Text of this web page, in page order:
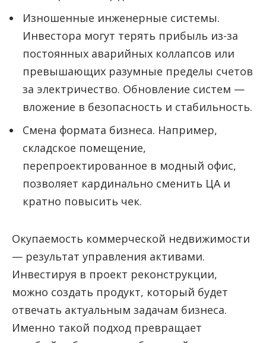
Изношенные инженерные системы.
Инвестора могут терять прибыль из-за
постоянных аварийных коллапсов или
превышающих разумные пределы счетов
за электричество. Обновление систем —
вложение в безопасность и стабильность.
Смена формата бизнеса. Например,
складское помещение,
перепроектированное в модный офис,
позволяет кардинально сменить ЦА и
кратно повысить чек.
Окупаемость коммерческой недвижимости
— результат управления активами.
Инвестируя в проект реконструкции,
можно создать продукт, который будет
отвечать актуальным задачам бизнеса.
Именно такой подход превращает